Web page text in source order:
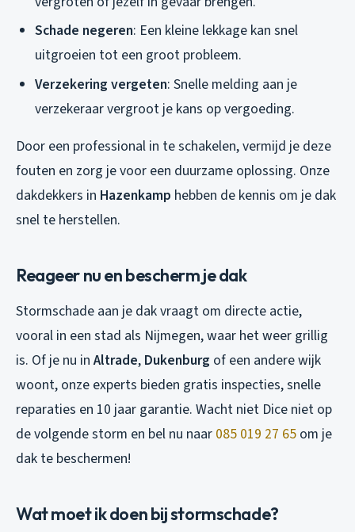
Schade negeren: Een kleine lekkage kan snel
uitgroeien tot een groot probleem.
Verzekering vergeten: Snelle melding aan je
verzekeraar vergroot je kans op vergoeding.
Door een professional in te schakelen, vermijd je deze
fouten en zorg je voor een duurzame oplossing. Onze
dakdekkers in Hazenkamp hebben de kennis om je dak
snel te herstellen.
Reageer nu en bescherm je dak
Stormschade aan je dak vraagt om directe actie,
vooral in een stad als Nijmegen, waar het weer grillig
is. Of je nu in Altrade, Dukenburg of een andere wijk
woont, onze experts bieden gratis inspecties, snelle
reparaties en 10 jaar garantie. Wacht niet Dice niet op
de volgende storm en bel nu naar 085 019 27 65 om je
dak te beschermen!
Wat moet ik doen bij stormschade?